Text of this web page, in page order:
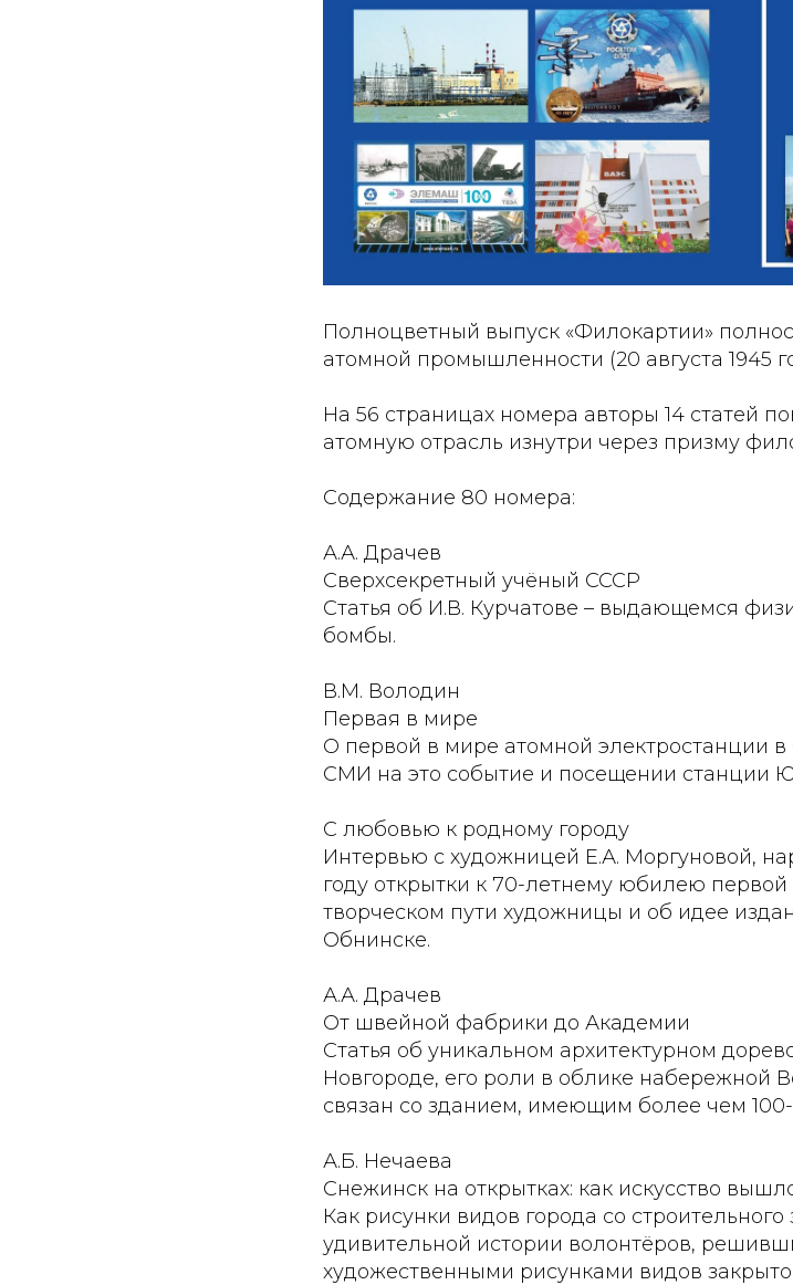
Полноцветный выпуск «Филокартии»
атомной промышленности (20 августа 1945
На 56 страницах номера авторы 14 статей
атомную отрасль изнутри через призму
Содержание 80 номера:
А.А. Драчев
Сверхсекретный учёный СССР
Статья об И.В. Курчатове – выдающемся
бомбы.
В.М. Володин
Первая в мире
О первой в мире атомной электростанции
СМИ на это событие и посещении станции
С любовью к родному городу
Интервью с художницей Е.А. Моргуновой,
году открытки к 70-летнему юбилею
творческом пути художницы и об идее
Обнинске.
А.А. Драчев
От швейной фабрики до Академии
Статья об уникальном архитектурном
Новгороде, его роли в облике набережной
связан со зданием, имеющим более чем
А.Б. Нечаева
Снежинск на открытках: как искусство
Как рисунки видов города со
удивительной истории волонтёров,
художественными рисунками видов